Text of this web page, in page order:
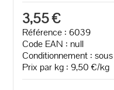
3,55 €
Référence : 6039
Code EAN : null
Conditionnement :
Prix par kg : 9,50 €/kg